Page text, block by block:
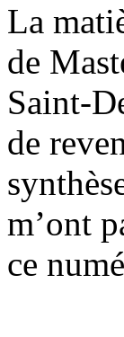
La
de
Saint-
de
m’ont
ce